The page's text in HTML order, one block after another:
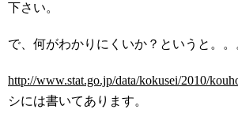
下さい。
で、何がわかりにくいか？というと。。
http://www.stat.go.jp/data/kokusei/2010/
シには書いてあります。